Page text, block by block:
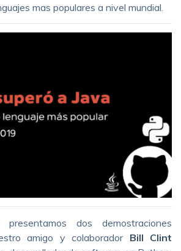
mas populares a nivel mundial.
dos demostraciones
amigo y colaborador Bill Clint